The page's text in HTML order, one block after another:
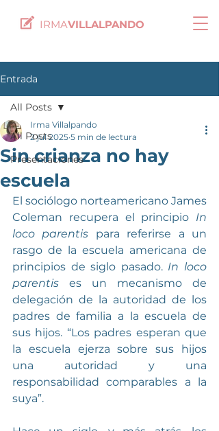
IRMAVILLALPANDO
Entrada
All Posts
Presentaciones
All Posts
Sin crianza no hay
escuela
Irma Villalpando
2 jul 2025 5 min de lectura
El sociólogo norteamericano James
Coleman recupera el principio In
loco parentis para referirse a un
rasgo de la escuela americana de
principios de siglo pasado. In loco
parentis es un mecanismo de
delegación de la autoridad de los
padres de familia a la escuela de
sus hijos. “Los padres esperan que
la escuela ejerza sobre sus hijos
una autoridad y una
responsabilidad comparables a la
suya”.